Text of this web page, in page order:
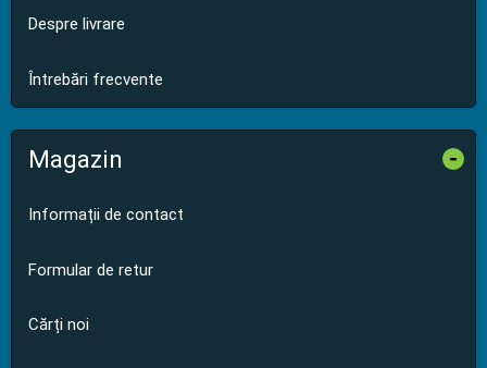
Despre livrare
Întrebări frecvente
Magazin -
Informații de contact
Formular de retur
Cărți noi